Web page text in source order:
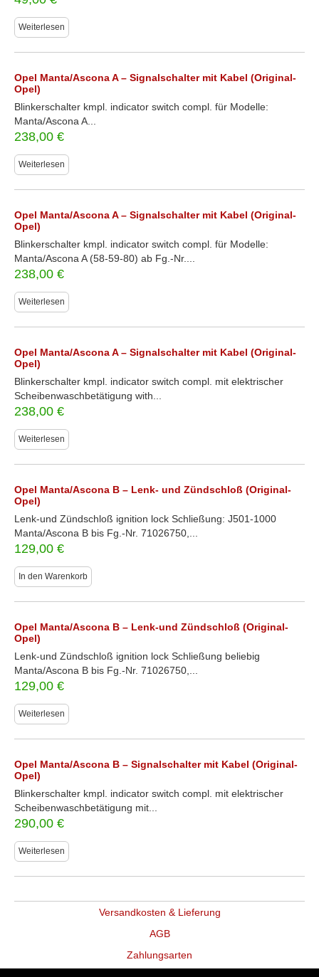
Weiterlesen
Opel Manta/Ascona A – Signalschalter mit Kabel (Original-
Opel)
Blinkerschalter kmpl. indicator switch compl. für Modelle:
Manta/Ascona A...
238,00 €
Weiterlesen
Opel Manta/Ascona A – Signalschalter mit Kabel (Original-
Opel)
Blinkerschalter kmpl. indicator switch compl. für Modelle:
Manta/Ascona A (58-59-80) ab Fg.-Nr....
238,00 €
Weiterlesen
Opel Manta/Ascona A – Signalschalter mit Kabel (Original-
Opel)
Blinkerschalter kmpl. indicator switch compl. mit elektrischer
Scheibenwaschbetätigung with...
238,00 €
Weiterlesen
Opel Manta/Ascona B – Lenk- und Zündschloß (Original-
Opel)
Lenk-und Zündschloß ignition lock Schließung: J501-1000
Manta/Ascona B bis Fg.-Nr. 71026750,...
129,00 €
In den Warenkorb
Opel Manta/Ascona B – Lenk-und Zündschloß (Original-
Opel)
Lenk-und Zündschloß ignition lock Schließung beliebig
Manta/Ascona B bis Fg.-Nr. 71026750,...
129,00 €
Weiterlesen
Opel Manta/Ascona B – Signalschalter mit Kabel (Original-
Opel)
Blinkerschalter kmpl. indicator switch compl. mit elektrischer
Scheibenwaschbetätigung mit...
290,00 €
Weiterlesen
Versandkosten & Lieferung
AGB
Zahlungsarten